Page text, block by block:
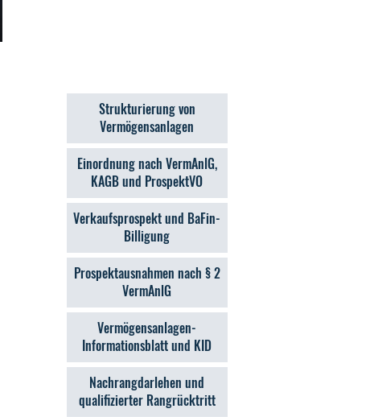
Strukturierung von
Vermögensanlagen
Einordnung nach VermAnlG,
KAGB und ProspektVO
Verkaufsprospekt und BaFin-
Billigung
Prospektausnahmen nach § 2
VermAnlG
Vermögensanlagen-
Informationsblatt und KID
Nachrangdarlehen und
qualifizierter Rangrücktritt